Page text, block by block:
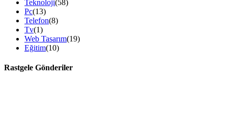
Teknoloji(58)
Pc(13)
Telefon(8)
Tv(1)
Web Tasarım(19)
Eğitim(10)
Rastgele Gönderiler